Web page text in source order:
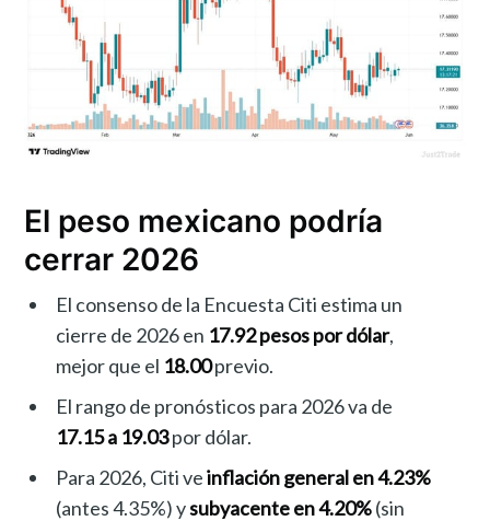
El peso mexicano podría
cerrar 2026
El consenso de la Encuesta Citi estima un
cierre de 2026 en 17.92 pesos por dólar,
mejor que el 18.00previo.
El rango de pronósticos para 2026 va de
17.15 a 19.03por dólar.
Para 2026, Citi veinflación general en 4.23%
(antes 4.35%) ysubyacente en 4.20%(sin